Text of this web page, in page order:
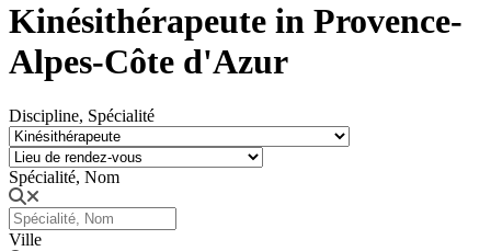
Kinésithérapeute in Provence-
Alpes-Côte d'Azur
Discipline, Spécialité
Spécialité, Nom
Ville